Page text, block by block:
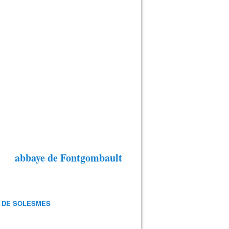
abbaye de Fontgombault
SOLESMES